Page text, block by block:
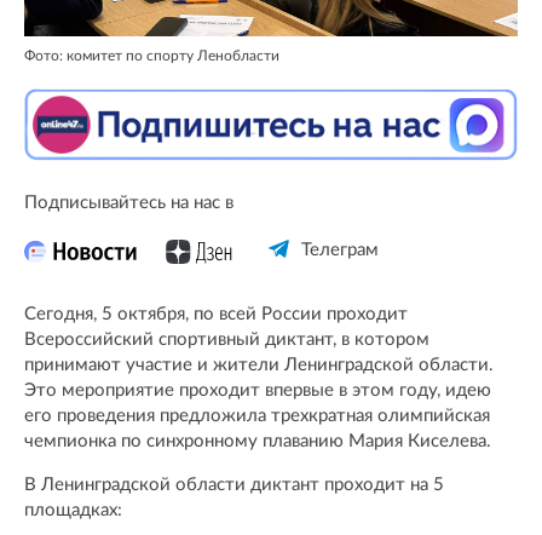
Фото: комитет по спорту Ленобласти
Подписывайтесь на нас в
Телеграм
Сегодня, 5 октября, по всей России проходит
Всероссийский спортивный диктант, в котором
принимают участие и жители Ленинградской области.
Это мероприятие проходит впервые в этом году, идею
его проведения предложила трехкратная олимпийская
чемпионка по синхронному плаванию Мария Киселева.
В Ленинградской области диктант проходит на 5
площадках: